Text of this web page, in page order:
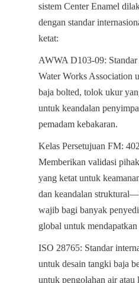
sistem Center Enamel
dengan standar
ketat:
AWWA D103-09: Standar
Water Works Association
baja bolted, tolok ukur
untuk keandalan
pemadam kebakaran.
Kelas Persetujuan FM:
Memberikan validasi
yang ketat untuk
dan keandalan
wajib bagi banyak
global untuk mendapatkan
ISO 28765: Standar
untuk desain tangki baja
untuk pengolahan air atau